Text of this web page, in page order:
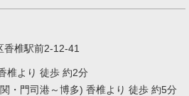
香椎駅前2-12-41
椎より 徒歩 約2分
・門司港～博多) 香椎より 徒歩 約5分